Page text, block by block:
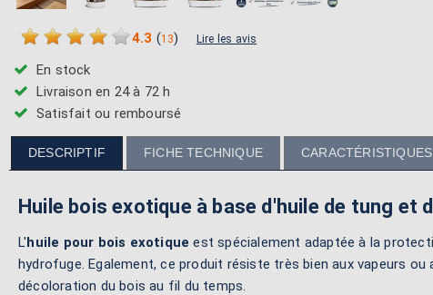
4.3 (13) Lire les avis
En stock
Livraison en 24 à 72 h
Satisfait ou remboursé
DESCRIPTIF FICHE TECHNIQUE CARACTÉRISTIQUES
Huile bois exotique à base d'huile de tung et
L'huile pour bois exotique est spécialement adaptée à la
hydrofuge. Egalement, ce produit résiste très bien aux vapeurs
décoloration du bois au fil du temps.